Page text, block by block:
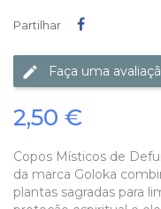
Partilhar
Faça uma
2,50 €
Copos Místicos de
da marca Goloka
plantas sagradas para